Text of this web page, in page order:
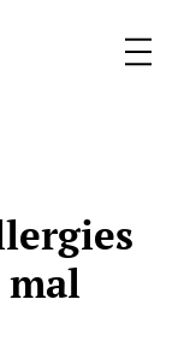
Menu